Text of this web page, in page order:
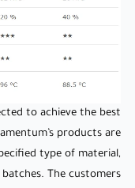
type of material,
The customers
to achieve the best
products are
type of material,
The customers